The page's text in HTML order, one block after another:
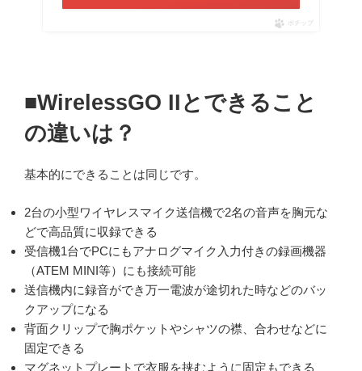
ポチップ
■WirelessGO IIとできること
の違いは？
基本的にできることは同じです。
2台の小型ワイヤレスマイク送信機で2名の音声を胸元な
どで高品質に収録できる
受信機1台でPCにもアナログマイク入力付きの録画機器
（ATEM MINI等）にも接続可能
送信機内に録音ができ万一電波が途切れた時などのバッ
クアップになる
背面クリップで胸ポケットやシャツの襟、合わせなどに
固定できる
マグネットプレートで衣服を挟むように固定もできる